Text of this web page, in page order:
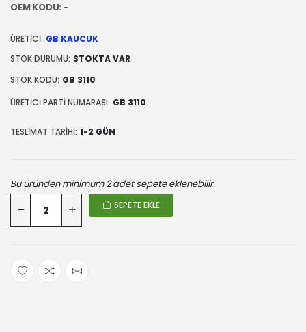
OEM KODU:-
ÜRETICI: GB KAUCUK
STOK DURUMU: STOKTA VAR
STOK KODU: GB 3110
ÜRETICI PARTI NUMARASI: GB 3110
TESLIMAT TARIHI: 1-2 GÜN
Bu üründen minimum 2 adet sepete eklenebilir.
SEPETE EKLE